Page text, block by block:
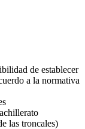
de establecer
a la normativa
las troncales)